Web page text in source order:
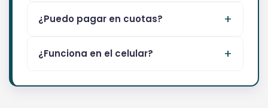
¿Puedo pagar en cuotas?
¿Funciona en el celular?